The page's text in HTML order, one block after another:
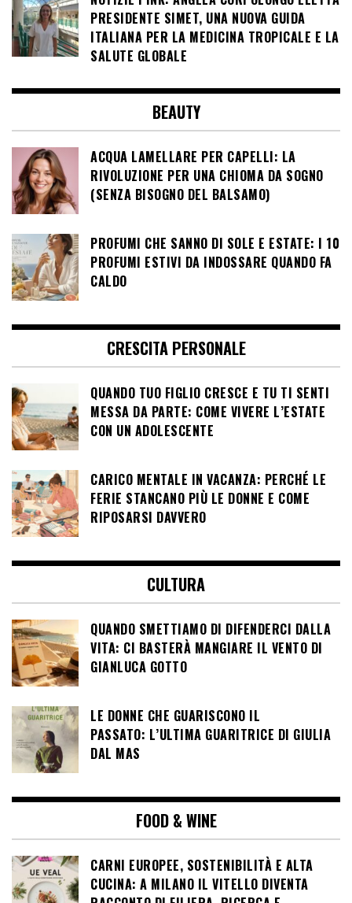
PRESIDENTE SIMET, UNA NUOVA GUIDA
ITALIANA PER LA MEDICINA TROPICALE E LA
SALUTE GLOBALE
BEAUTY
ACQUA LAMELLARE PER CAPELLI: LA
RIVOLUZIONE PER UNA CHIOMA DA SOGNO
(SENZA BISOGNO DEL BALSAMO)
PROFUMI CHE SANNO DI SOLE E ESTATE: I 10
PROFUMI ESTIVI DA INDOSSARE QUANDO FA
CALDO
CRESCITA PERSONALE
QUANDO TUO FIGLIO CRESCE E TU TI SENTI
MESSA DA PARTE: COME VIVERE L’ESTATE
CON UN ADOLESCENTE
CARICO MENTALE IN VACANZA: PERCHÉ LE
FERIE STANCANO PIÙ LE DONNE E COME
RIPOSARSI DAVVERO
CULTURA
QUANDO SMETTIAMO DI DIFENDERCI DALLA
VITA: CI BASTERÀ MANGIARE IL VENTO DI
GIANLUCA GOTTO
LE DONNE CHE GUARISCONO IL
PASSATO: L’ULTIMA GUARITRICE DI GIULIA
DAL MAS
FOOD & WINE
CARNI EUROPEE, SOSTENIBILITÀ E ALTA
CUCINA: A MILANO IL VITELLO DIVENTA